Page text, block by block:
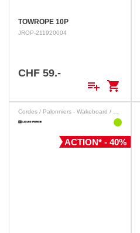
TOWROPE 10P
JROP-211920004
CHF 59.-
playlist_add shopping_cart
Cordes / Palonniers - Wakeboard / Wakesurf
ACTION* - 40%